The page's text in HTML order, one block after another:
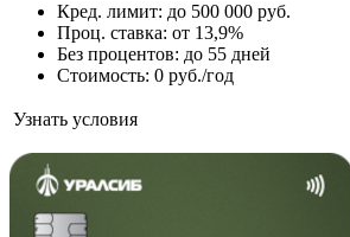
Кред. лимит: до 500 000 руб.
Проц. ставка: от 13,9%
Без процентов: до 55 дней
Стоимость: 0 руб./год
Узнать условия